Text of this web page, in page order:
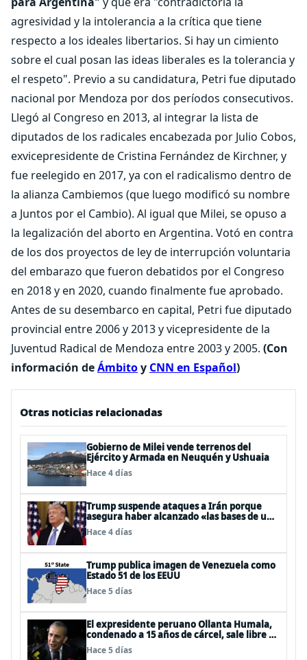
agresividad y la intolerancia a la crítica que tiene
respecto a los ideales libertarios. Si hay un cimiento
sobre el cual posan las ideas liberales es la tolerancia y
el respeto". Previo a su candidatura, Petri fue diputado
nacional por Mendoza por dos períodos consecutivos.
Llegó al Congreso en 2013, al integrar la lista de
diputados de los radicales encabezada por Julio Cobos,
exvicepresidente de Cristina Fernández de Kirchner, y
fue reelegido en 2017, ya con el radicalismo dentro de
la alianza Cambiemos (que luego modificó su nombre
a Juntos por el Cambio). Al igual que Milei, se opuso a
la legalización del aborto en Argentina. Votó en contra
de los dos proyectos de ley de interrupción voluntaria
del embarazo que fueron debatidos por el Congreso
en 2018 y en 2020, cuando finalmente fue aprobado.
Antes de su desembarco en capital, Petri fue diputado
provincial entre 2006 y 2013 y vicepresidente de la
Juventud Radical de Mendoza entre 2003 y 2005. (Con
información deÁmbitoy CNN en Español)
Otras noticias relacionadas
Gobierno de Milei vende terrenos del
Ejército y Armada en Neuquén y Ushuaia
Hace 4 días
Trump suspende ataques a Irán porque
asegura haber alcanzado «las bases de un
acuerdo»
Hace 4 días
Trump publica imagen de Venezuela como
Estado 51 de los EEUU
Hace 5 días
El expresidente peruano Ollanta Humala,
condenado a 15 años de cárcel, sale libre al
anularse su caso
Hace 5 días